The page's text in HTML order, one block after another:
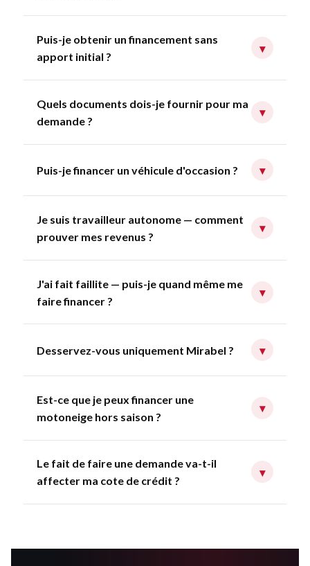
Puis-je obtenir un financement sans
apport initial ?
▾
Quels documents dois-je fournir pour ma
demande ?
▾
Puis-je financer un véhicule d'occasion ? ▾
Je suis travailleur autonome — comment
prouver mes revenus ?
▾
J'ai fait faillite — puis-je quand même me
faire financer ?
▾
Desservez-vous uniquement Mirabel ? ▾
Est-ce que je peux financer une
motoneige hors saison ?
▾
Le fait de faire une demande va-t-il
affecter ma cote de crédit ?
▾